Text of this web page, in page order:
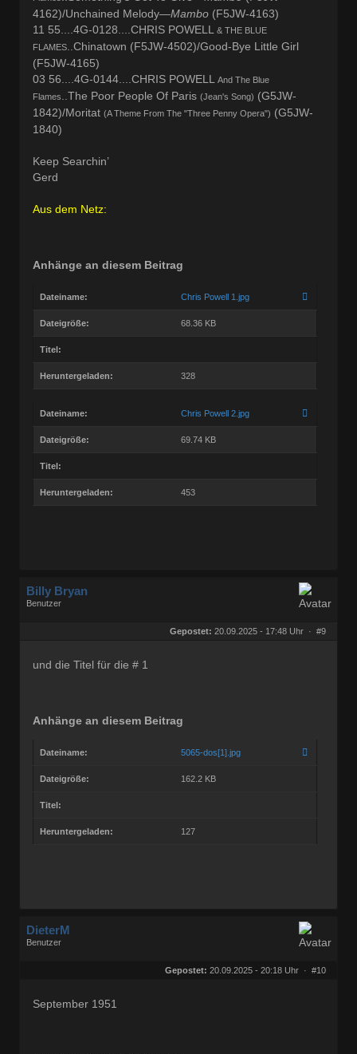
4162)/Unchained Melody—Mambo (F5JW-4163)
11 55....4G-0128....CHRIS POWELL
& THE BLUE
FLAMES
..Chinatown (F5JW-4502)/Good-Bye Little Girl
(F5JW-4165)
03 56....4G-0144....CHRIS POWELL
And The Blue
Flames
..The Poor People Of Paris (Jean's Song) (G5JW-
1842)/Moritat (A Theme From The "Three Penny Opera") (G5JW-
1840)
Keep Searchin’
Gerd
Aus dem Netz:
Anhänge an diesem Beitrag
Dateiname: Chris Powell 1.jpg
Dateigröße: 68.36 KB
Titel:
Heruntergeladen: 328
Dateiname: Chris Powell 2.jpg
Dateigröße: 69.74 KB
Titel:
Heruntergeladen: 453
Billy Bryan
Benutzer
Gepostet: 20.09.2025 - 17:48 Uhr · #9
und die Titel für die # 1
Anhänge an diesem Beitrag
Dateiname: 5065-dos[1].jpg
Dateigröße: 162.2 KB
Titel:
Heruntergeladen: 127
DieterM
Benutzer
Gepostet: 20.09.2025 - 20:18 Uhr · #10
September 1951